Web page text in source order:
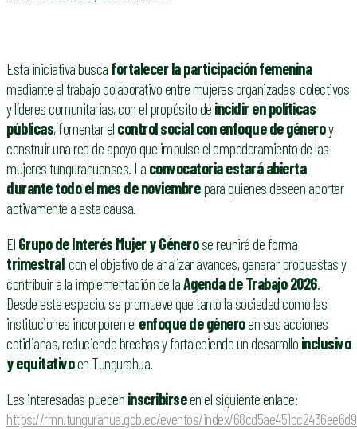
Esta iniciativa busca fortalecer la participación femenina
mediante el trabajo colaborativo entre mujeres organizadas, colectivos
y líderes comunitarias, con el propósito de incidir en políticas
públicas, fomentar el control social con enfoque de géneroy
construir una red de apoyo que impulse el empoderamiento de las
mujeres tungurahuenses. La convocatoria estará abierta
durante todo el mes de noviembrepara quienes deseen aportar
activamente a esta causa.
El Grupo de Interés Mujer y Génerose reunirá de forma
trimestral, con el objetivo de analizar avances, generar propuestas y
contribuir a la implementación de laAgenda de Trabajo 2026.
Desde este espacio, se promueve que tanto la sociedad como las
instituciones incorporen el enfoque de géneroen sus acciones
cotidianas, reduciendo brechas y fortaleciendo un desarrollo inclusivo
y equitativoen Tungurahua.
Las interesadas pueden inscribirseen el siguiente enlace:
https://rrnn.tungurahua.gob.ec/eventos/index/